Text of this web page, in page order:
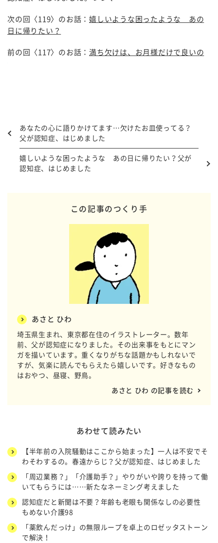
次の回〈119〉のお話： 嬉しいような困ったような あの
日に帰りたい？
前の回〈117〉のお話： 満ち欠けは、お月様だけで良いの
あなたの心に語りかけてます…欠けたお皿使ってる？
父が認知症、はじめました
嬉しいような困ったような あの日に帰りたい？父が
認知症、はじめました
この記事のつくり手
あさと ひわ
埼玉県生まれ、東京都在住のイラストレーター。数年
前、父が認知症になりました。その出来事をもとにマン
ガを描いています。重くなりがちな話題かもしれないで
すが、気楽に読んでもらえたら嬉しいです。好きなもの
はおやつ、昼寝、野鳥。
あさと ひわ の記事を読む
あわせて読みたい
【半年前の入院騒動はここから始まった】一人は不安でそ
わそわするの。春遠からじ？父が認知症、はじめました
「周辺業務？」「介護助手？」やりがいや誇りを持って働
いてもらうには……新たなネーミング考えました
認知症だと新聞は不要？年齢も老眼も関係なしの必要性
もめない介護98
「薬飲んだっけ」の無限ループを卓上のロゼッタストーン
で解決！